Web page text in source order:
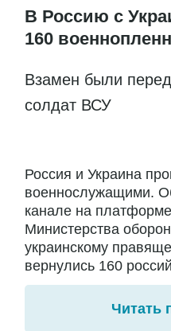
В Россию с
160
Взамен были
солдат ВСУ
Россия и Украина
военнослужащими.
канале на
Министерства
украинскому
вернулись 160
Читать